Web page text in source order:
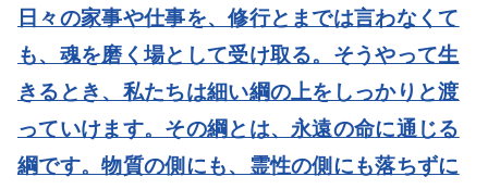
日々の家事や仕事を、修行とまでは言わなくて
も、魂を磨く場として受け取る。そうやって生
きるとき、私たちは細い綱の上をしっかりと渡
っていけます。その綱とは、永遠の命に通じる
綱です。物質の側にも、霊性の側にも落ちずに